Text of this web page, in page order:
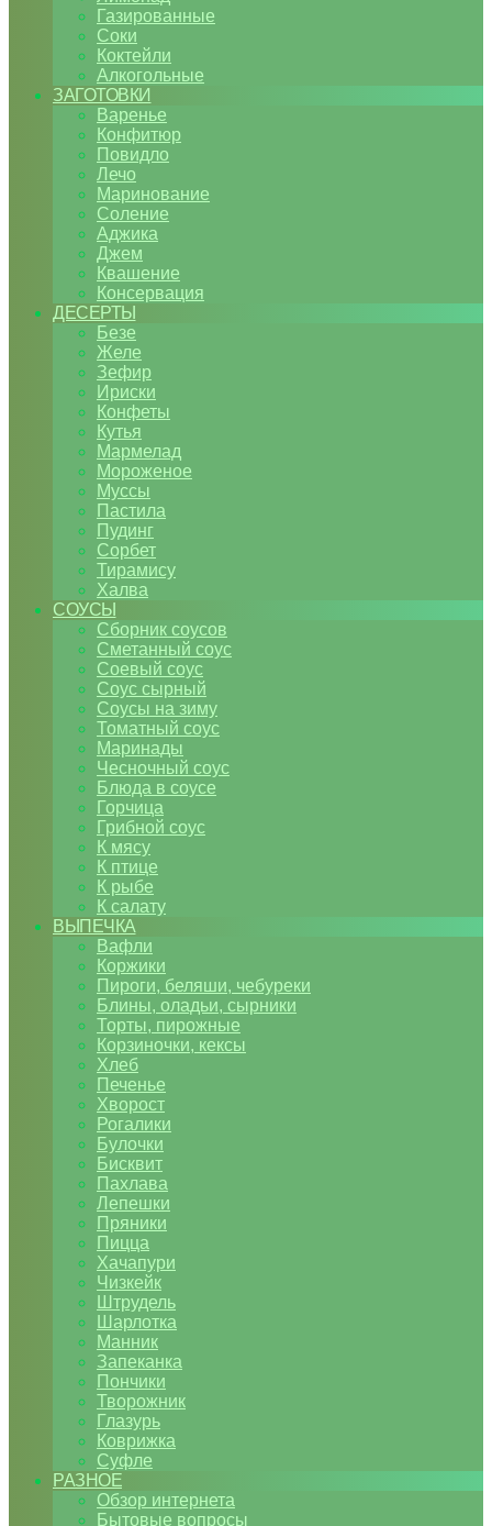
Газированные
Соки
Коктейли
Алкогольные
ЗАГОТОВКИ
Варенье
Конфитюр
Повидло
Лечо
Маринование
Соление
Аджика
Джем
Квашение
Консервация
ДЕСЕРТЫ
Безе
Желе
Зефир
Ириски
Конфеты
Кутья
Мармелад
Мороженое
Муссы
Пастила
Пудинг
Сорбет
Тирамису
Халва
СОУСЫ
Сборник соусов
Сметанный соус
Соевый соус
Соус сырный
Соусы на зиму
Томатный соус
Маринады
Чесночный соус
Блюда в соусе
Горчица
Грибной соус
К мясу
К птице
К рыбе
К салату
ВЫПЕЧКА
Вафли
Коржики
Пироги, беляши, чебуреки
Блины, оладьи, сырники
Торты, пирожные
Корзиночки, кексы
Хлеб
Печенье
Хворост
Рогалики
Булочки
Бисквит
Пахлава
Лепешки
Пряники
Пицца
Хачапури
Чизкейк
Штрудель
Шарлотка
Манник
Запеканка
Пончики
Творожник
Глазурь
Коврижка
Суфле
РАЗНОЕ
Обзор интернета
Бытовые вопросы